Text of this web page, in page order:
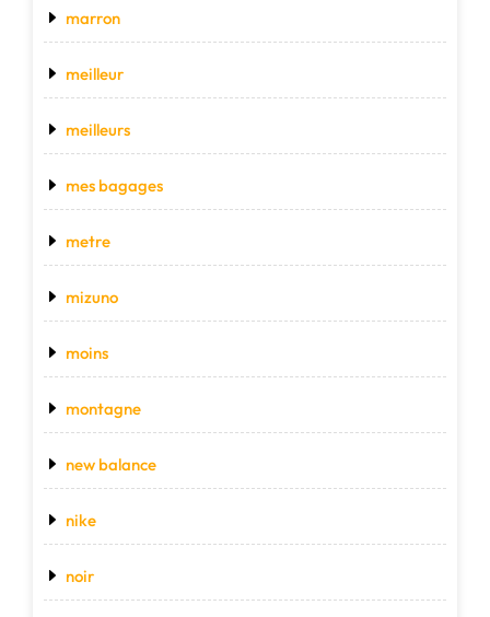
marron
meilleur
meilleurs
mes bagages
metre
mizuno
moins
montagne
new balance
nike
noir